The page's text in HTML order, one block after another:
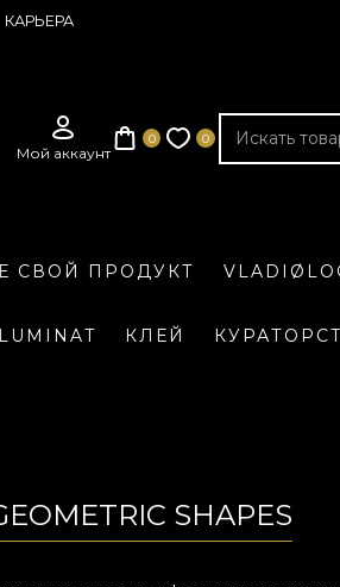
КАРЬЕРА
СВОЙ ПРОДУКТ
КЛЕЙ
SHAPES